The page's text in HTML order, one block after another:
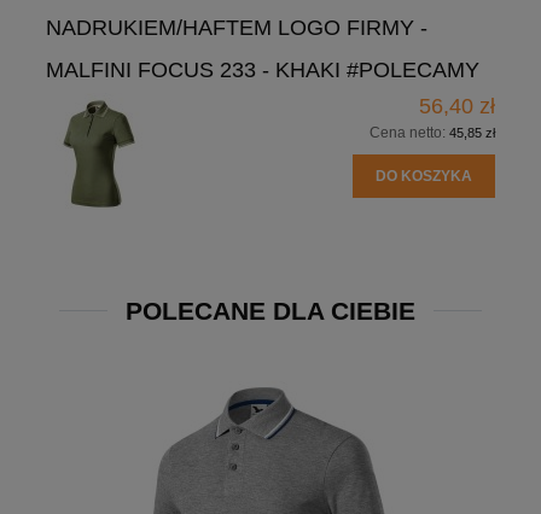
NADRUKIEM/HAFTEM LOGO FIRMY -
MALFINI FOCUS 233 - KHAKI #POLECAMY
56,40 zł
Cena netto: 45,85 zł
DO KOSZYKA
POLECANE DLA CIEBIE